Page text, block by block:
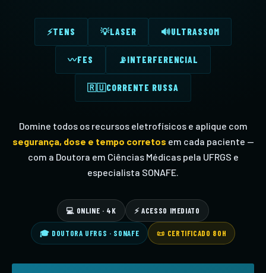
⚡TENS 💡LASER 🔊ULTRASSOM
〰️FES 📡INTERFERENCIAL
🇷🇺CORRENTE RUSSA
Domine todos os recursos eletrofísicos e aplique com
segurança, dose e tempo corretos em cada paciente —
com a Doutora em Ciências Médicas pela UFRGS e
especialista SONAFE.
💻 ONLINE · 4K ⚡ ACESSO IMEDIATO
🎓 DOUTORA UFRGS · SONAFE 📜 CERTIFICADO 80H